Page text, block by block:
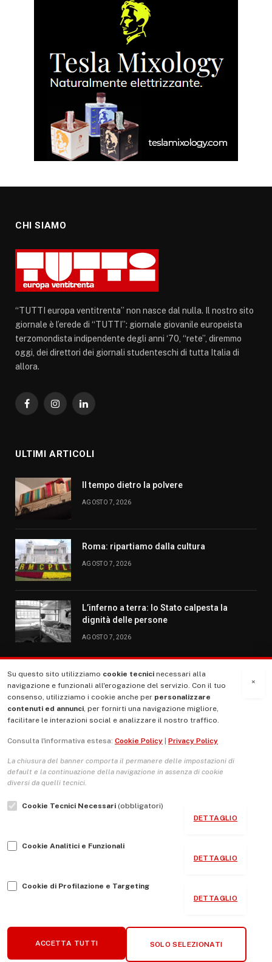
CHI SIAMO
“TUTTI europa ventitrenta” non nasce dal nulla. Il nostro sito
giornale è l’erede di “TUTTI”: giornale giovanile europeista
terzomondista indipendente degli anni ‘70, “rete”, diremmo
oggi, dei direttori dei giornali studenteschi di tutta Italia di
allora.
FacebookInstagramLinkedIn
ULTIMI ARTICOLI
Il tempo dietro la polvere
AGOSTO 7, 2026
Roma: ripartiamo dalla cultura
AGOSTO 7, 2026
L’inferno a terra: lo Stato calpesta la
dignità delle persone
AGOSTO 7, 2026
MENU
La Nostra Storia
Le Copertine
L’Associazione
Indirizzo Socio Politico Culturale
Guida per le autrici e gli autori
96482850581 - Realizzazione SitoKREATIVEROO
×
Su questo sito utilizziamo cookie tecnici necessari alla
navigazione e funzionali all'erogazione del servizio. Con il tuo
consenso, utilizziamo i cookie anche per personalizzare
contenuti ed annunci, per fornirti una navigazione migliore,
facilitare le interazioni social e analizzare il nostro traffico.
Consulta l'informativa estesa: Cookie Policy Privacy Policy
La chiusura del banner comporta il permanere delle impostazioni di
default e la continuazione della navigazione in assenza di cookie
diversi da quelli tecnici.
Cookie Tecnici Necessari (obbligatori)
DETTAGLIO
Cookie Analitici e Funzionali
DETTAGLIO
Cookie di Profilazione e Targeting
DETTAGLIO
ACCETTA TUTTI SOLO SELEZIONATI